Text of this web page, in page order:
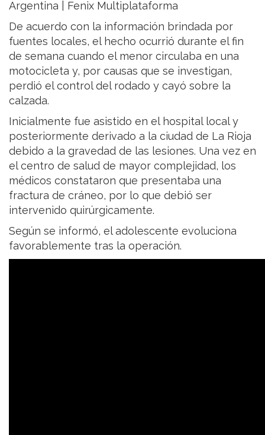
Argentina | Fenix Multiplataforma
De acuerdo con la información brindada por
fuentes locales, el hecho ocurrió durante el fin
de semana cuando el menor circulaba en una
motocicleta y, por causas que se investigan,
perdió el control del rodado y cayó sobre la
calzada.
Inicialmente fue asistido en el hospital local y
posteriormente derivado a la ciudad de La Rioja
debido a la gravedad de las lesiones. Una vez en
el centro de salud de mayor complejidad, los
médicos constataron que presentaba una
fractura de cráneo, por lo que debió ser
intervenido quirúrgicamente.
Según se informó, el adolescente evoluciona
favorablemente tras la operación.